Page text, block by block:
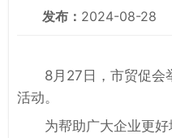
发布： 2024-08-28
8月27日，市贸促会
活动。
为帮助广大企业更